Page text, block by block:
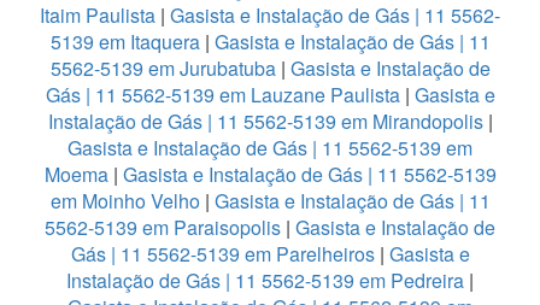
Itaim Paulista | Gasista e Instalação de Gás | 11 5562-
5139 em Itaquera| Gasista e Instalação de Gás | 11
5562-5139 em Jurubatuba| Gasista e Instalação de
Gás | 11 5562-5139 em Lauzane Paulista | Gasista e
Instalação de Gás | 11 5562-5139 em Mirandopolis|
Gasista e Instalação de Gás | 11 5562-5139 em
Moema| Gasista e Instalação de Gás | 11 5562-5139
em Moinho Velho | Gasista e Instalação de Gás | 11
5562-5139 em Paraisopolis | Gasista e Instalação de
Gás | 11 5562-5139 em Parelheiros| Gasista e
Instalação de Gás | 11 5562-5139 em Pedreira |